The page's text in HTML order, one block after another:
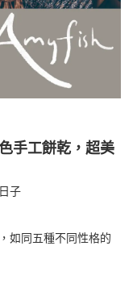
手工餅乾，超美
子
如同五種不同性格的